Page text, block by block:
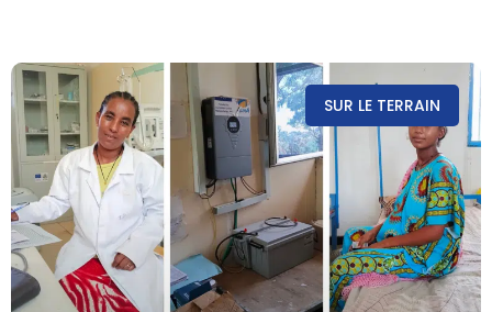
SUR LE TERRAIN